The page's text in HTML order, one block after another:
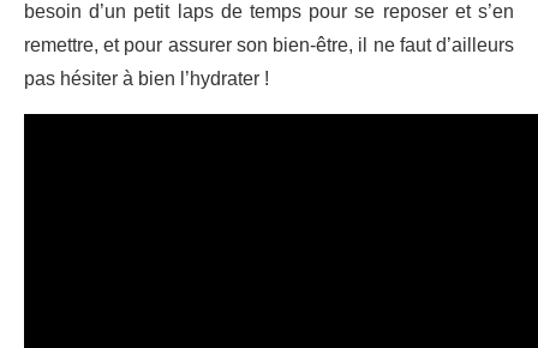
besoin d’un petit laps de temps pour se reposer et s’en
remettre, et pour assurer son bien-être, il ne faut d’ailleurs
pas hésiter à bien l’hydrater !